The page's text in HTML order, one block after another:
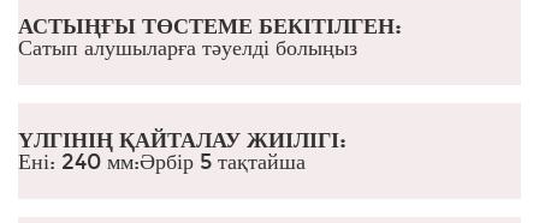
АСТЫҢҒЫ ТӨСТЕМЕ БЕКІТІЛГЕН:
Сатып алушыларға тәуелді болыңыз
ҮЛГІНІҢ ҚАЙТАЛАУ ЖИІЛІГІ:
Ені: 240 мм:Әрбір 5 тақтайша